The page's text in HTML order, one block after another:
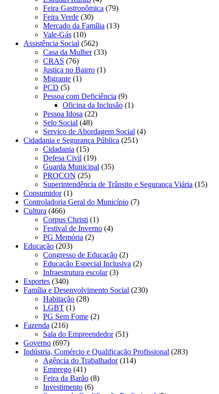
Feira Gastronômica (79)
Feira Verde (30)
Mercado da Família (13)
Vale-Gás (10)
Assistência Social (562)
Casa da Mulher(33)
CRAS (76)
Justiça no Bairro (1)
Migrante (1)
PCD (5)
Pessoa com Deficiência (9)
Oficina da Inclusão (1)
Pessoa Idosa (22)
Selo Social (48)
Serviço de Abordagem Social (4)
Cidadania e Segurança Pública (251)
Cidadania (15)
Defesa Civil (19)
Guarda Municipal (35)
PROCON (25)
Superintendência de Trânsito e Segurança Viária (15)
Consumidor(1)
Controladoria Geral do Município (7)
Cultura (466)
Corpus Christi (1)
Festival de Inverno (4)
PG Memória (2)
Educação (203)
Congresso de Educação (2)
Educação Especial Inclusiva (2)
Infraestrutura escolar(3)
Esportes (340)
Família e Desenvolvimento Social (230)
Habitação (28)
LGBT (1)
PG Sem Fome (2)
Fazenda (216)
Sala do Empreendedor(51)
Governo (697)
Indústria, Comércio e Qualificação Profissional (283)
Agência do Trabalhador(114)
Emprego (41)
Feira da Barão (8)
Investimento (6)